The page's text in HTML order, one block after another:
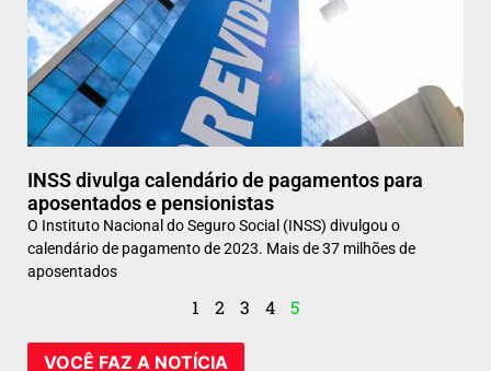
INSS divulga calendário de pagamentos para
aposentados e pensionistas
O Instituto Nacional do Seguro Social (INSS) divulgou o
calendário de pagamento de 2023. Mais de 37 milhões de
aposentados
1 2 3 4 5
VOCÊ FAZ A NOTÍCIA